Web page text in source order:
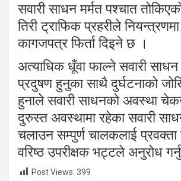
सवारी साधन मर्मत पश्चात
तिरी ट्राफिक प्रहरीले
कागजपत्र फिर्ता दिइने छ ।
अत्याधिक धूँवा फाल्ने सवारी साधन
प्रदुषण हुनुका साथै दुर्घटनाको
हुनाले सवारी साधनको अवस्था
दुरुस्त अवस्थामा रहेका सवारी
चलाउन सम्पुर्ण चालकलाई प्रवक्ता
वरिष्ठ उपरीक्षक भट्टले अनुरोध
Post Views: 399